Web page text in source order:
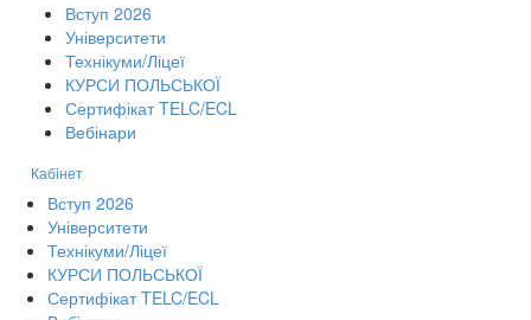
Вступ 2026
Університети
Технікуми/Ліцеї
КУРСИ ПОЛЬСЬКОЇ
Сертифікат TELC/ECL
Вебінари
Кабінет
Вступ 2026
Університети
Технікуми/Ліцеї
КУРСИ ПОЛЬСЬКОЇ
Сертифікат TELC/ECL